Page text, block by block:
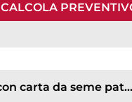
CALCOLA
Set memo con carta da seme patricia